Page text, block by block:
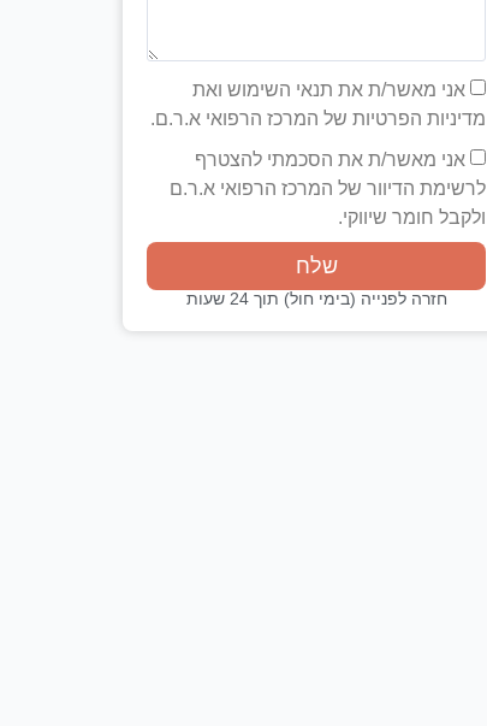
אני מאשר/ת את תנאי השימוש ואת
מדיניות הפרטיות של המרכז הרפואי א.ר.ם.
אני מאשר/ת את הסכמתי להצטרף
לרשימת הדיוור של המרכז הרפואי א.ר.ם
ולקבל חומר שיווקי.
שלח
חזרה לפנייה (בימי חול) תוך 24 שעות